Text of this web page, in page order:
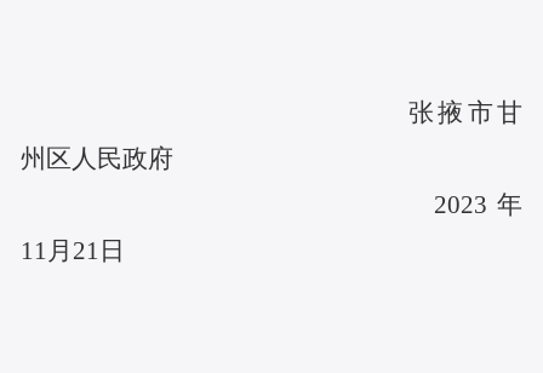
张掖市甘
州区人民政府
2023年
11月21日